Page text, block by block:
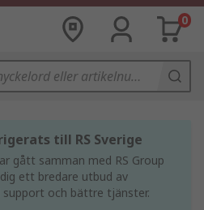
0
till RS Sverige
gått samman med RS Group
ett bredare utbud av
support och bättre tjänster.